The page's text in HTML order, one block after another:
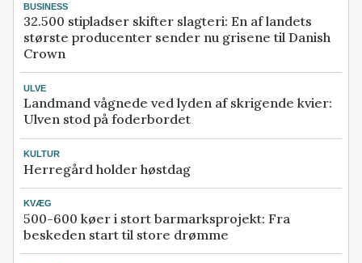
BUSINESS
32.500 stipladser skifter slagteri: En af landets
største producenter sender nu grisene til Danish
Crown
ULVE
Landmand vågnede ved lyden af skrigende kvier:
Ulven stod på foderbordet
KULTUR
Herregård holder høstdag
KVÆG
500-600 køer i stort barmarksprojekt: Fra
beskeden start til store drømme